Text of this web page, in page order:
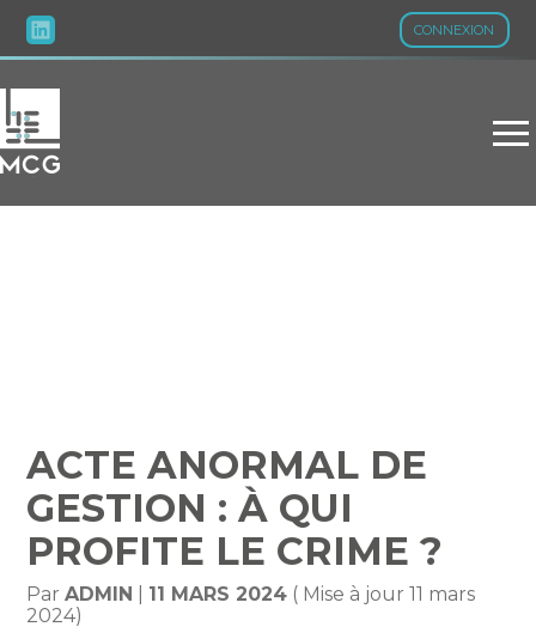
CONNEXION
Aller
au
ACTE ANORMAL DE
GESTION : À QUI
PROFITE LE CRIME ?
ParADMIN 11 MARS 2024 ( Mise à jour 11 mars
2024)